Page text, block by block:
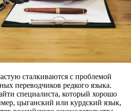
сталкиваются с проблемой
переводчиков редкого языка.
специалиста, который хорошо
цыганский или курдский язык,